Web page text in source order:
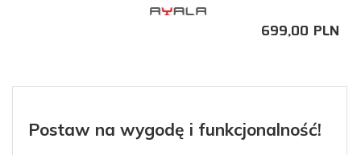
699,00 PLN
Postaw na wygodę i funkcjonalność!